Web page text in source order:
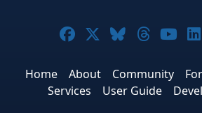
Joomla! on
Joomla! on X
Joomla! on
Home About Community
Services
User Guide